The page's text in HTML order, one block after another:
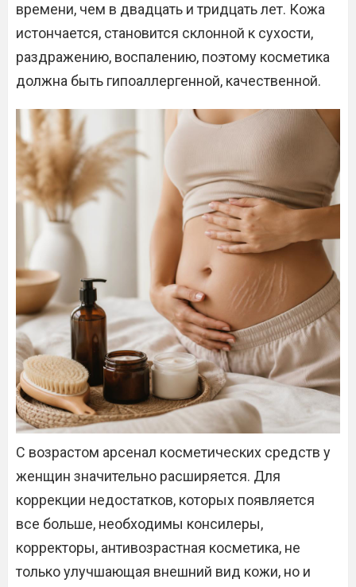
времени, чем в двадцать и тридцать лет. Кожа
истончается, становится склонной к сухости,
раздражению, воспалению, поэтому косметика
должна быть гипоаллергенной, качественной.
С возрастом арсенал косметических средств у
женщин значительно расширяется. Для
коррекции недостатков, которых появляется
все больше, необходимы консилеры,
корректоры, антивозрастная косметика, не
только улучшающая внешний вид кожи, но и